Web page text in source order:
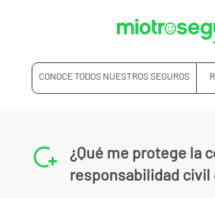
CONOCE TODOS NUESTROS SEGUROS
¿Qué me protege la
responsabilidad civil